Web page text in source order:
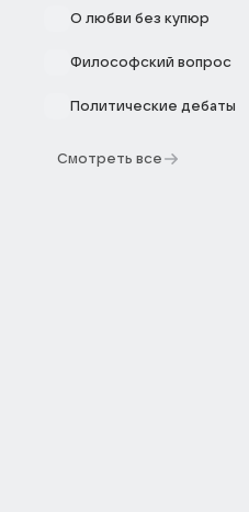
О любви без купюр
Философский вопрос
Политические дебаты
Смотреть все